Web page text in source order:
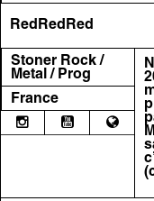
RedRedRed
Stoner Rock /
Metal / Prog
France